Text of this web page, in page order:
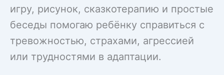
игру, рисунок, сказкотерапию и простые
беседы помогаю ребёнку справиться с
тревожностью, страхами, агрессией
или трудностями в адаптации.